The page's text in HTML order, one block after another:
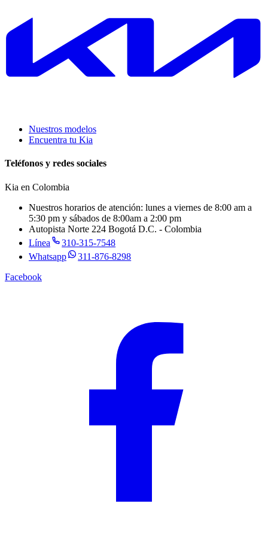
Nuestros modelos
Encuentra tu Kia
Teléfonos y redes sociales
Kia en Colombia
Nuestros horarios de atención: lunes a viernes de 8:00 am a
5:30 pm y sábados de 8:00am a 2:00 pm
Autopista Norte 224 Bogotá D.C. - Colombia
Línea
310-315-7548
Whatsapp
311-876-8298
Facebook